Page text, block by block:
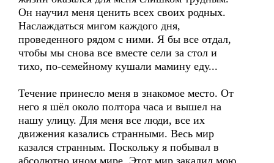
Он научил меня ценить всех своих родных.
Наслаждаться мигом каждого дня,
проведенного рядом с ними. Я бы все отдал,
чтобы мы снова все вместе сели за стол и
тихо, по-семейному кушали мамину еду...
Течение принесло меня в знакомое место. От
него я шёл около полтора часа и вышел на
нашу улицу. Для меня все люди, все их
движения казались странными. Весь мир
казался странным. Поскольку я побывал в
абсолютно ином мире. Этот мир закалил мою